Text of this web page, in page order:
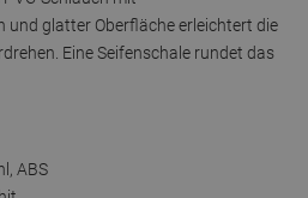
und glatter Oberfläche erleichtert die
Eine Seifenschale rundet das
ABS